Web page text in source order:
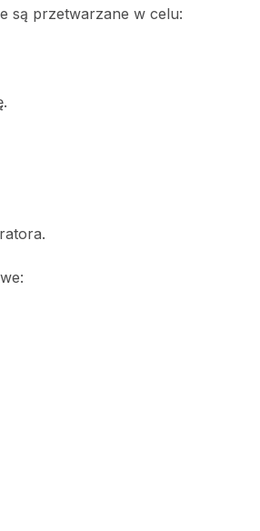
są przetwarzane w celu: